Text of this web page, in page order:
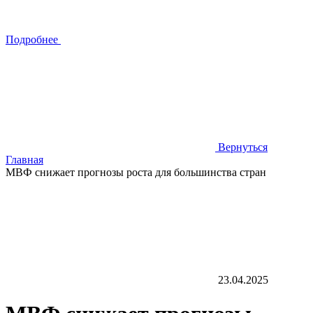
Подробнее
Вернуться
Главная
МВФ снижает прогнозы роста для большинства стран
23.04.2025